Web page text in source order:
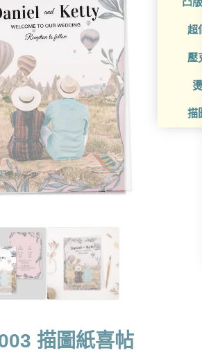
超
壓
描
描圖紙喜帖